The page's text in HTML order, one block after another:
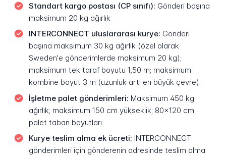
Standart kargo postası (CP sınıfı): Gönderi başına
maksimum 20 kg ağırlık
INTERCONNECT uluslararası kurye: Gönderi
başına maksimum 30 kg ağırlık (özel olarak
Sweden'e gönderimlerde maksimum 20 kg);
maksimum tek taraf boyutu 1,50 m; maksimum
kombine boyut 3 m (uzunluk artı en büyük çevre)
İşletme palet gönderimleri: Maksimum 450 kg
ağırlık; maksimum 150 cm yükseklik; 80x120 cm
palet taban boyutları
Kurye teslim alma ek ücreti: INTERCONNECT
gönderimleri için gönderenin adresinde teslim alma